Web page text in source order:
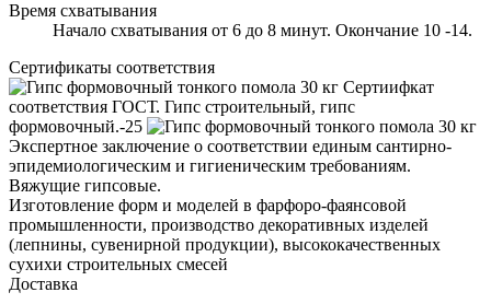
Время схватывания
Начало схватывания от 6 до 8 минут. Окончание 10 -14.
Сертификаты соответствия
Сертиифкат
соответствия ГОСТ. Гипс строительный, гипс
формовочный.-25
Экспертное заключение о соответствии единым сантирно-
эпидемиологическим и гигиеническим требованиям.
Вяжущие гипсовые.
Изготовление форм и моделей в фарфоро-фаянсовой
промышленности, производство декоративных изделей
(лепнины, сувенирной продукции), высококачественных
сухихи строительных смесей
Доставка